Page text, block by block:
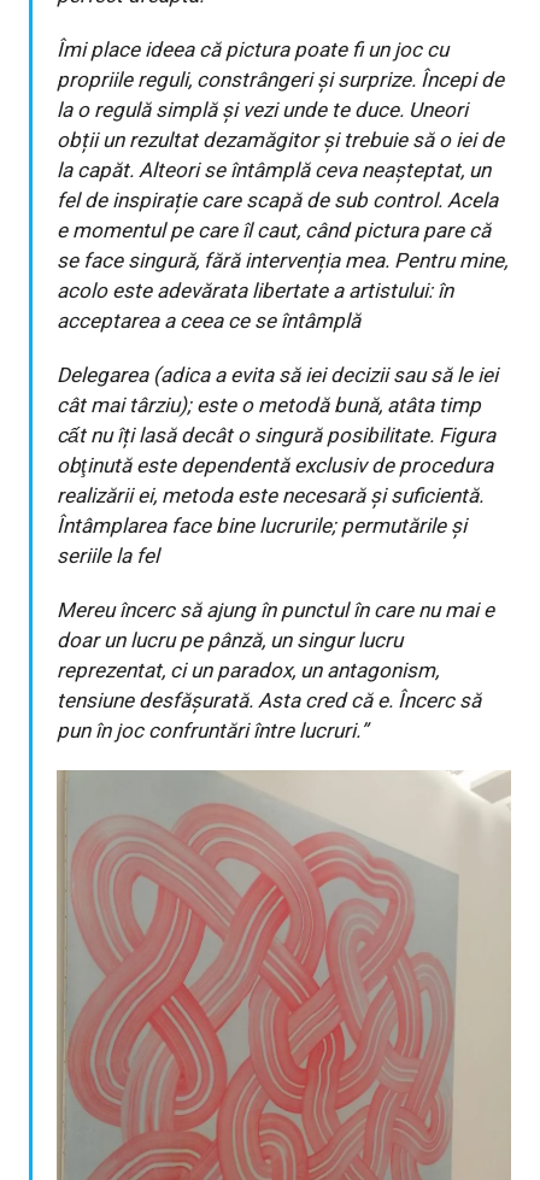
Îmi place ideea că pictura poate fi un joc cu
propriile reguli, constrângeri și surprize. Începi de
la o regulă simplă şi vezi unde te duce. Uneori
obții un rezultat dezamăgitor și trebuie să o iei de
la capăt. Alteori se întâmplă ceva neașteptat, un
fel de inspirație care scapă de sub control. Acela
e momentul pe care îl caut, când pictura pare că
se face singură, fără intervenția mea. Pentru mine,
acolo este adevărata libertate a artistului: în
acceptarea a ceea ce se întâmplă
Delegarea (adica a evita să iei decizii sau să le iei
cât mai târziu); este o metodă bună, atâta timp
cất nu îți lasă decât o singură posibilitate. Figura
obţinută este dependentă exclusiv de procedura
realizării ei, metoda este necesară și suficientă.
Întâmplarea face bine lucrurile; permutările și
seriile la fel
Mereu încerc să ajung în punctul în care nu mai e
doar un lucru pe pânză, un singur lucru
reprezentat, ci un paradox, un antagonism,
tensiune desfăşurată. Asta cred că e. Încerc să
pun în joc confruntări între lucruri.”